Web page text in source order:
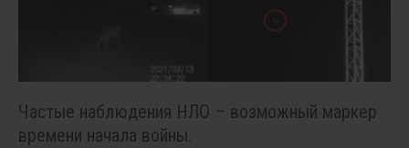
Частые наблюдения НЛО – возможный маркер
времени начала войны.